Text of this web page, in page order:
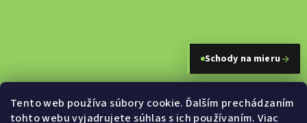
Tento web používa súbory cookie. Ďalším prechádzaním
tohto webu vyjadrujete súhlas s ich používaním. Viac
Schody na mieru→